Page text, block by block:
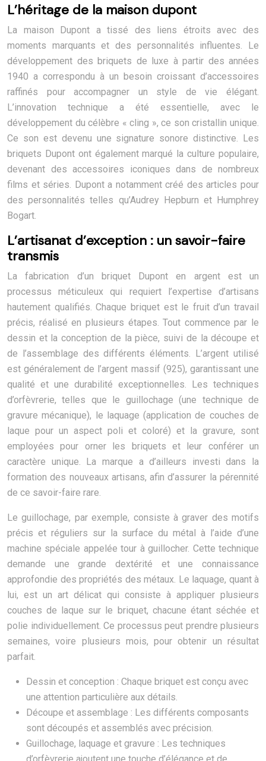
L’héritage de la maison dupont
La maison Dupont a tissé des liens étroits avec des
moments marquants et des personnalités influentes. Le
développement des briquets de luxe à partir des années
1940 a correspondu à un besoin croissant d’accessoires
raffinés pour accompagner un style de vie élégant.
L’innovation technique a été essentielle, avec le
développement du célèbre « cling », ce son cristallin unique.
Ce son est devenu une signature sonore distinctive. Les
briquets Dupont ont également marqué la culture populaire,
devenant des accessoires iconiques dans de nombreux
films et séries. Dupont a notamment créé des articles pour
des personnalités telles qu’Audrey Hepburn et Humphrey
Bogart.
L’artisanat d’exception : un savoir-faire
transmis
La fabrication d’un briquet Dupont en argent est un
processus méticuleux qui requiert l’expertise d’artisans
hautement qualifiés. Chaque briquet est le fruit d’un travail
précis, réalisé en plusieurs étapes. Tout commence par le
dessin et la conception de la pièce, suivi de la découpe et
de l’assemblage des différents éléments. L’argent utilisé
est généralement de l’argent massif (925), garantissant une
qualité et une durabilité exceptionnelles. Les techniques
d’orfèvrerie, telles que le guillochage (une technique de
gravure mécanique), le laquage (application de couches de
laque pour un aspect poli et coloré) et la gravure, sont
employées pour orner les briquets et leur conférer un
caractère unique. La marque a d’ailleurs investi dans la
formation des nouveaux artisans, afin d’assurer la pérennité
de ce savoir-faire rare.
Le guillochage, par exemple, consiste à graver des motifs
précis et réguliers sur la surface du métal à l’aide d’une
machine spéciale appelée tour à guillocher. Cette technique
demande une grande dextérité et une connaissance
approfondie des propriétés des métaux. Le laquage, quant à
lui, est un art délicat qui consiste à appliquer plusieurs
couches de laque sur le briquet, chacune étant séchée et
polie individuellement. Ce processus peut prendre plusieurs
semaines, voire plusieurs mois, pour obtenir un résultat
parfait.
Dessin et conception : Chaque briquet est conçu avec
une attention particulière aux détails.
Découpe et assemblage : Les différents composants
sont découpés et assemblés avec précision.
Guillochage, laquage et gravure : Les techniques
d’orfèvrerie ajoutent une touche d’élégance et de